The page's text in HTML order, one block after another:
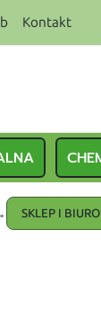
Kontakt
SKLEP I BIURO